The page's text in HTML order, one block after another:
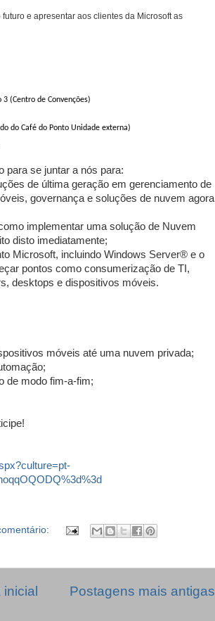
e apresentar aos clientes da Microsoft as
(Centro de Convenções)
do Café do Ponto Unidade externa)
para se juntar a nós para:
de última geração em gerenciamento de
governança e soluções de nuvem agora
implementar uma solução de Nuvem
disto imediatamente;
Microsoft, incluindo Windows Server® e o
pontos como consumerização de TI,
desktops e dispositivos móveis.
móveis até uma nuvem privada;
de modo fim-a-fim;
Postagens mais antigas